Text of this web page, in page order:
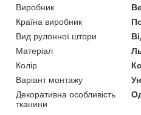
Виробник
Країна виробник
Вид рулонної штори
Матеріал
Колір
Варіант монтажу
Декоративна особливість
тканини